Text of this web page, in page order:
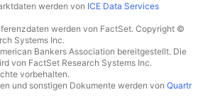
werden von ICE Data Services
werden von FactSet. Copyright ©
Systems Inc.
Bankers Association bereitgestellt. Die
von FactSet Research Systems Inc.
vorbehalten.
und sonstigen Dokumente werden von Quartr